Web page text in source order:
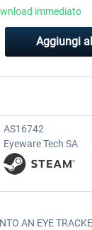
immediato
Aggiungi
AS16742
Eyeware Tech SA
AN EYE